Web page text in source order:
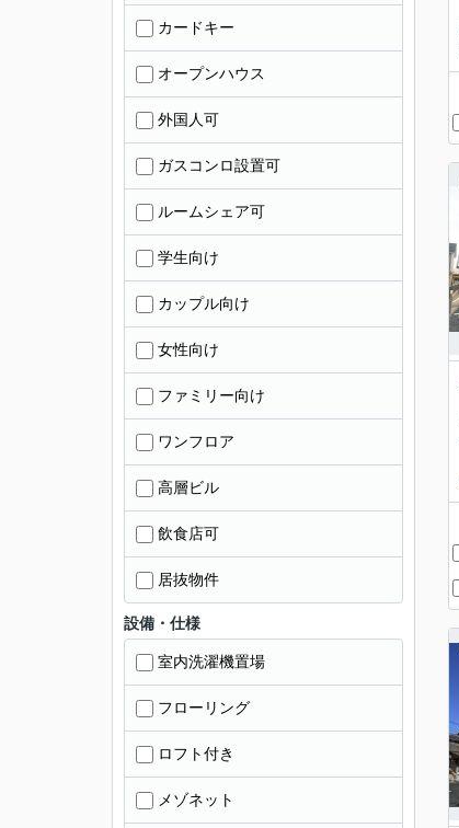
カードキー
オープンハウス
外国人可
ガスコンロ設置可
ルームシェア可
学生向け
カップル向け
女性向け
ファミリー向け
ワンフロア
高層ビル
飲食店可
居抜物件
設備・仕様
室内洗濯機置場
フローリング
ロフト付き
メゾネット